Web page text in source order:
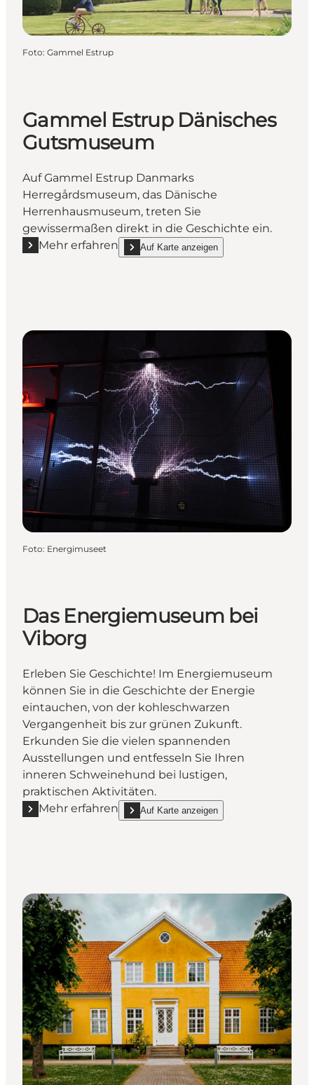
Foto: Gammel Estrup
Gammel Estrup Dänisches
Gutsmuseum
Auf Gammel Estrup Danmarks
Herregårdsmuseum, das Dänische
Herrenhausmuseum, treten Sie
gewissermaßen direkt in die Geschichte ein.
Mehr erfahren
Mehr erfahren "Gammel Estrup Dänisches
Auf Karte anzeigen
show Gammel Estrup Dänisches
Foto: Energimuseet
Das Energiemuseum bei
Viborg
Erleben Sie Geschichte! Im Energiemuseum
können Sie in die Geschichte der Energie
eintauchen, von der kohleschwarzen
Vergangenheit bis zur grünen Zukunft.
Erkunden Sie die vielen spannenden
Ausstellungen und entfesseln Sie Ihren
inneren Schweinehund bei lustigen,
praktischen Aktivitäten.
Mehr erfahren
Mehr erfahren "Das Energiemuseum bei Viborg"
Auf Karte anzeigen
show Das Energiemuseum bei Viborg on_map